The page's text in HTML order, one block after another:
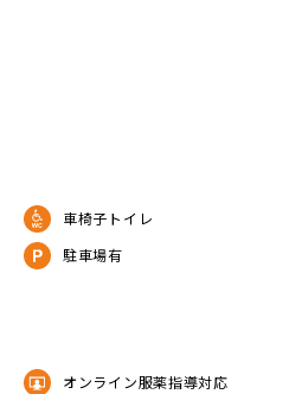
車椅子トイレ
駐車場有
オンライン服薬指導対応